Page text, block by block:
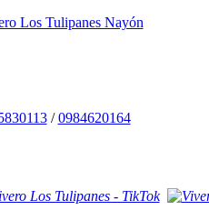
/0984620164